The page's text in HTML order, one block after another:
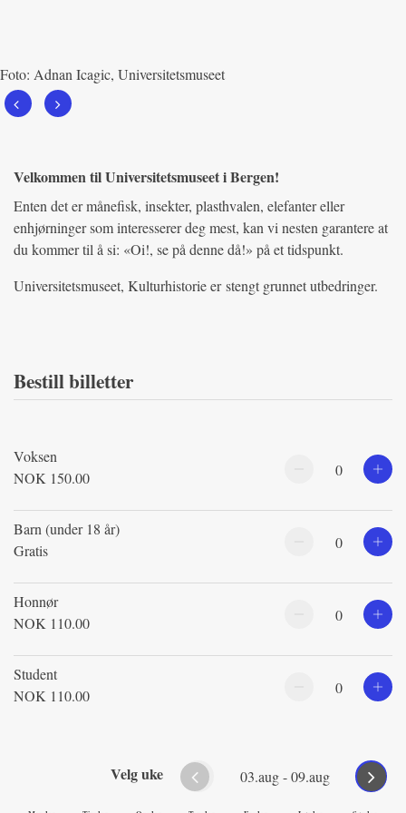
Foto: Adnan Icagic, Universitetsmuseet
Se forrige bannerbilde
Se neste bannerbilde
Velkommen til Universitetsmuseet i Bergen!
Enten det er månefisk, insekter, plasthvalen, elefanter eller
enhjørninger som interesserer deg mest, kan vi nesten garantere at
du kommer til å si: «Oi!, se på denne då!» på et tidspunkt.
Universitetsmuseet, Kulturhistorie er stengt grunnet utbedringer.
Bestill billetter
Voksen
NOK 150.00
Barn (under 18 år)
Gratis
Honnør
NOK 110.00
Student
NOK 110.00
Velg uke